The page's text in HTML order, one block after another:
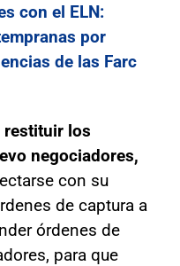
con el ELN:
por
de las Farc
restituir los
negociadores,
con su
de captura a
órdenes de
para que